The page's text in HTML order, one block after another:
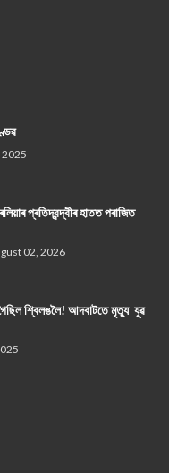
2025
প্ৰতিদ্বন্দ্বীৰ হাতত পৰাজিত
02, 2026
গৈছিল শ্বিলঙলৈ! আদবাটতে মৃত্যু যুৱ